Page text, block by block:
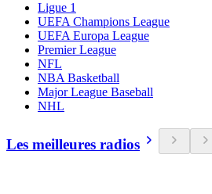
Ligue 1
UEFA Champions League
UEFA Europa League
Premier League
NFL
NBA Basketball
Major League Baseball
NHL
Les meilleures radios